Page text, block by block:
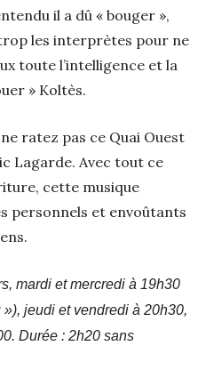
il a dû « bouger »,
les interprètes pour ne
toute l’intelligence et la
» Koltès.
ratez pas ce Quai Ouest
Lagarde. Avec tout ce
cette musique
personnels et envoûtants
mardi et mercredi à 19h30
jeudi et vendredi à 20h30,
Durée : 2h20 sans